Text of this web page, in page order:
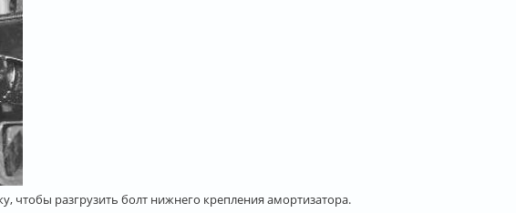
чтобы разгрузить болт нижнего крепления амортизатора.